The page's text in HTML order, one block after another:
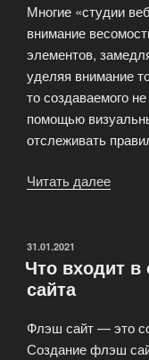
Многие «студии
внимание
элементов,
уделяя внимание
то создаваемого
помощью
отслеживать
Читать далее
ОПУБЛИКОВАНО
31.01.2021
Что входит в
сайта
Флэш сайт — это
Создание флэш